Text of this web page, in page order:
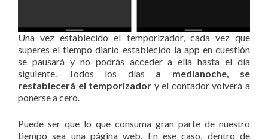
Una vez establecido el temporizador, cada vez que
superes el tiempo diario establecido la app en cuestión
se pausará y no podrás acceder a ella hasta el día
siguiente. Todos los días a medianoche, se
restablecerá el temporizador y el contador volverá a
ponerse a cero.
Puede ser que lo que consuma gran parte de nuestro
tiempo sea una página web. En ese caso, dentro de